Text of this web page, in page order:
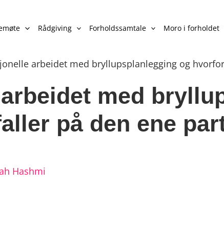
Rådgiving Forholdssamtale Moro i forholdet
arbeidet med bryllupsplanlegging og
med
på den ene
Hashmi